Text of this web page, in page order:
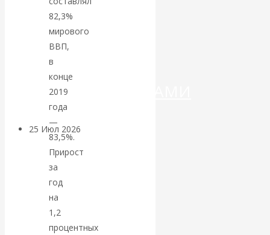
ДЕНЕГ»: КИТАЙ
ВЕДЁТ БОРЬБУ
КРИПТОВАЛЮТАМИ
25 Июл 2026
Валентин
КАтасонов.
Может ли
82,3%
мирового
ВВП,
в
конце
2019
года
—
83,5%.
Прирост
за
год
на
1,2
процентных